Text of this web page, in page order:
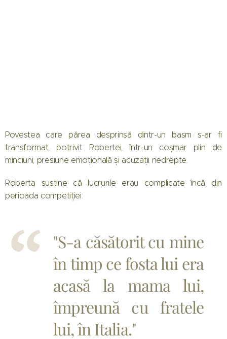
Povestea care părea desprinsă dintr-un basm s-ar fi
transformat, potrivit Robertei, într-un coșmar plin de
minciuni, presiune emoțională și acuzații nedrepte.
Roberta susține că lucrurile erau complicate încă din
perioada competiției:
"S-a căsătorit cu mine
în timp ce fosta lui era
acasă la mama lui,
împreună cu fratele
lui, în Italia."